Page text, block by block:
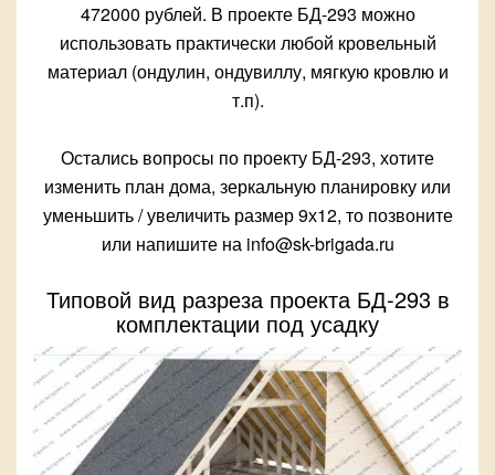
472000 рублей. В проекте БД-293 можно
использовать практически любой кровельный
материал (ондулин, ондувиллу, мягкую кровлю и
т.п).
Остались вопросы по проекту БД-293, хотите
изменить план дома, зеркальную планировку или
уменьшить / увеличить размер 9х12, то позвоните
или напишите на info@sk-brigada.ru
Типовой вид разреза проекта БД-293 в
комплектации под усадку